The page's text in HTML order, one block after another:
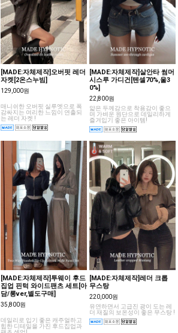
[MADE:자체제작]오버핏 레더
자켓[2온스누빔]
129,000원
매니쉬한 오버핏 실루엣으로 폭
감싸지는 여리한 느낌이 연출되
는 레더 자켓 !
[MADE:자체제작]살안타 썸머
시스루 가디건[텐셀70%,울3
0%]
22,800원
얇은 두께감으로 착용감이 좋으
며 가벼운 원단으로 데일리하게
즐겨입기 좋은 아이템!
[MADE:자체제작]투웨이 후드
집업 핀턱 와이드팬츠 세트[아
담/롱ver,별도구매]
35,800원
데일리로 입기 좋은 캐주얼하고
힙한 디테일을 가진 후드집업과
[MADE:자체제작]레더 크롭
무스탕
220,000원
유연하면서 고급진 광이 도는 레
더 재질의 보온성이 좋은 무스탕 !